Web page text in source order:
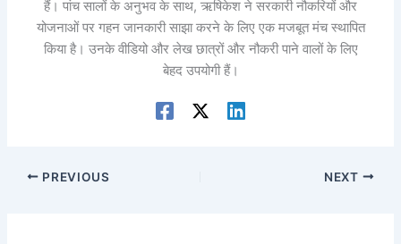
हैं। पांच सालों के अनुभव के साथ, ऋषिकेश ने सरकारी नौकरियों और
योजनाओं पर गहन जानकारी साझा करने के लिए एक मजबूत मंच स्थापित
किया है। उनके वीडियो और लेख छात्रों और नौकरी पाने वालों के लिए
बेहद उपयोगी हैं।
PREVIOUS NEXT